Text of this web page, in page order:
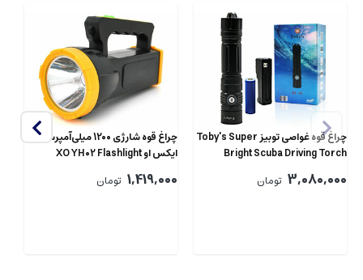
چراغ قوه غواصی توبیز Toby's Super
Bright Scuba Driving Torch
1600lm 100m DT-01
3,080,000 تومان
چراغ قوه شارژی 1200 میلی‌آمپرساعت
ایکس او XO YH02 Flashlight
1200mAh
1,419,000 تومان